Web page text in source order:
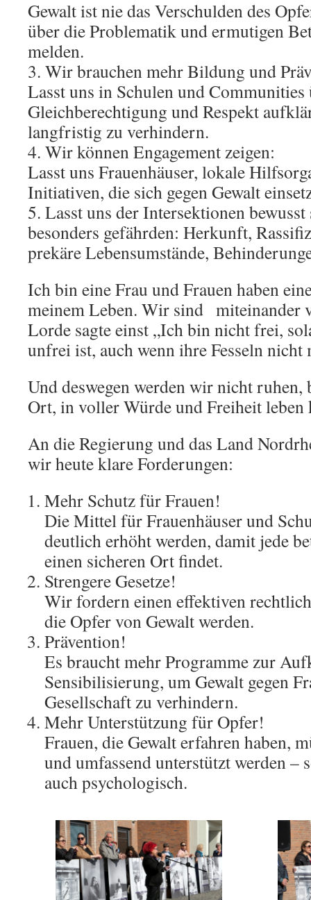
Gewalt ist nie das Verschulden des
über die Problematik und ermutigen
melden.
3. Wir brauchen mehr Bildung und
Lasst uns in Schulen und Communities
Gleichberechtigung und Respekt
langfristig zu verhindern.
4. Wir können Engagement zeigen:
Lasst uns Frauenhäuser, lokale
Initiativen, die sich gegen Gewalt
5. Lasst uns der Intersektionen
besonders gefährden: Herkunft,
prekäre Lebensumstände,
Ich bin eine Frau und Frauen haben
meinem Leben. Wir sind miteinander
Lorde sagte einst „Ich bin nicht frei,
unfrei ist, auch wenn ihre Fesseln nicht
Und deswegen werden wir nicht ruhen,
Ort, in voller Würde und Freiheit
An die Regierung und das Land
wir heute klare Forderungen:
Mehr Schutz für Frauen!
Die Mittel für Frauenhäuser und
deutlich erhöht werden, damit jede
einen sicheren Ort findet.
Strengere Gesetze!
Wir fordern einen effektiven
die Opfer von Gewalt werden.
Prävention!
Es braucht mehr Programme zur
Sensibilisierung, um Gewalt gegen
Gesellschaft zu verhindern.
Mehr Unterstützung für Opfer!
Frauen, die Gewalt erfahren haben,
und umfassend unterstützt werden –
auch psychologisch.